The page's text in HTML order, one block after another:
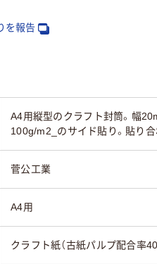
なし
50
を報告
A4用縦型のクラフト封筒。幅
100g/m2_のサイド貼り。貼り合
菅公工業
A4用
クラフト紙（古紙パルプ配合率